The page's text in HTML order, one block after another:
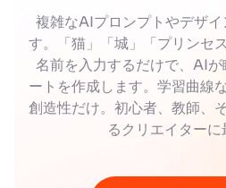
複雑なAIプロンプトやデザ
す。「猫」「城」「プリンセ
名前を入力するだけで、AI
ートを作成します。学習曲線
創造性だけ。初心者、教師、
るクリエイターに